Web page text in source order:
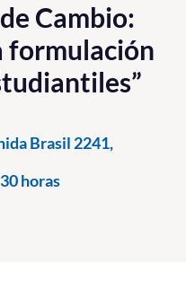
Cambio:
formulación
Brasil 2241,
horas